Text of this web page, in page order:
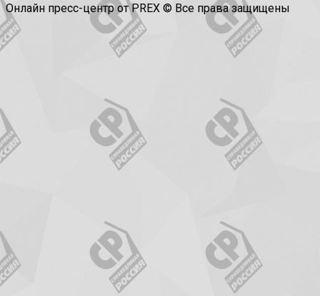
Онлайн пресс-центр от PREX © Все права защищены